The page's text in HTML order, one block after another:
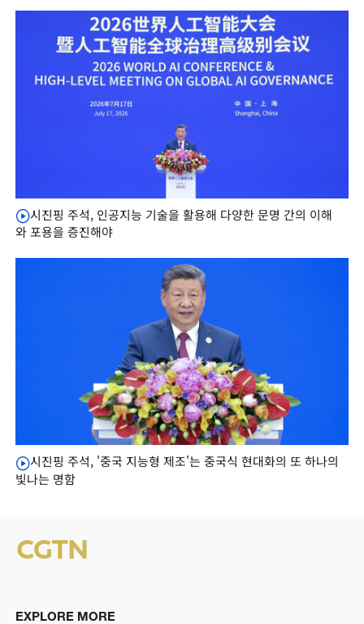
시진핑 주석, 인공지능 기술을 활용해 다양한 문명 간의 이해
와 포용을 증진해야
시진핑 주석, '중국 지능형 제조'는 중국식 현대화의 또 하나의
빛나는 명함
EXPLORE MORE